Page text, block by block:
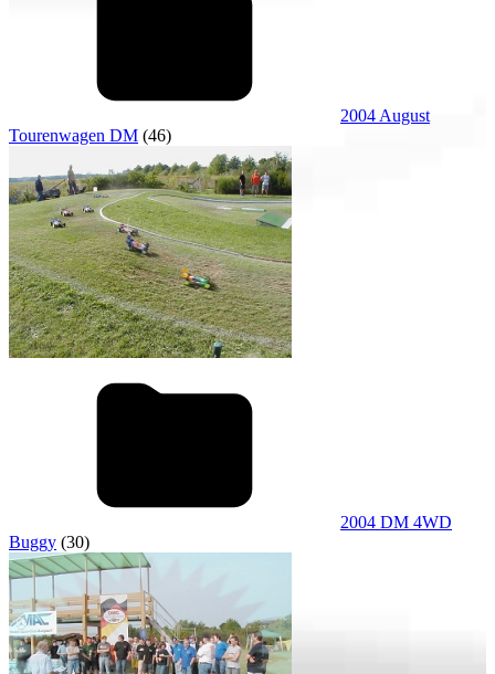
2004 August
Tourenwagen DM (46)
2004 DM 4WD
Buggy (30)